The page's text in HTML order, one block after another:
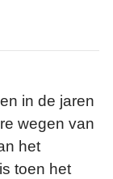
in de jaren
wegen van
het